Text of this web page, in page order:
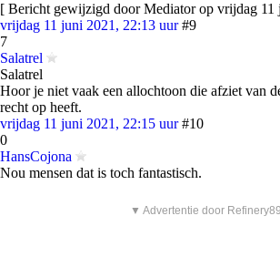
[ Bericht gewijzigd door Mediator op vrijdag 11
vrijdag 11 juni 2021, 22:13 uur #9
7
Salatrel
Salatrel
Hoor je niet vaak een allochtoon die afziet van
recht op heeft.
vrijdag 11 juni 2021, 22:15 uur #10
0
HansCojona
Nou mensen dat is toch fantastisch.
▼ Advertentie door Refinery89